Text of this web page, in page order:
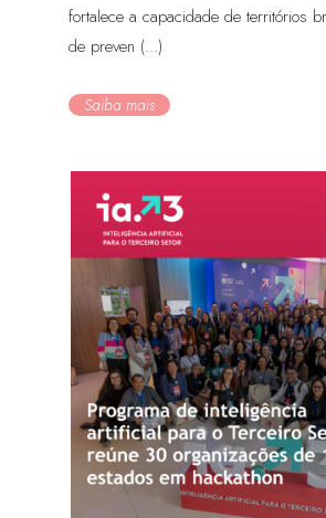
fortalece a capacidade de territórios
de preven (...)
Saiba mais